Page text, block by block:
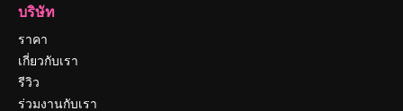
บริษัท
ราคา
เกี่ยวกับเรา
รีวิว
ร่วมงานกับเรา